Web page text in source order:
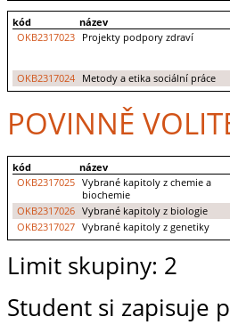
kód název
OKB2317023
Projekty podpory zdraví
OKB2317024 Metody a etika sociální práce
POVINNĚ
kód název
OKB2317025 Vybrané kapitoly z chemie a
biochemie
OKB2317026 Vybrané kapitoly z biologie
OKB2317027 Vybrané kapitoly z genetiky
Limit skupiny: 2
Student si zapisuje